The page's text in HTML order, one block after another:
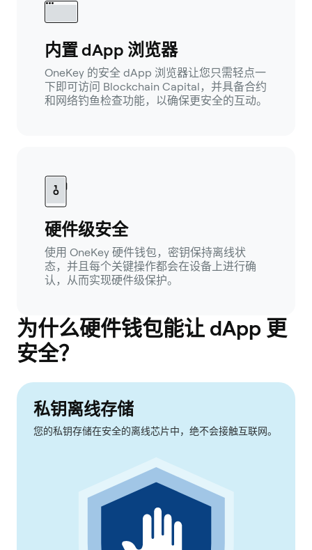
内置 dApp 浏览器
OneKey 的安全 dApp 浏览器让您只需轻点一
下即可访问 Blockchain Capital，并具备合约
和网络钓鱼检查功能，以确保更安全的互动。
硬件级安全
使用 OneKey 硬件钱包，密钥保持离线状
态，并且每个关键操作都会在设备上进行确
认，从而实现硬件级保护。
为什么硬件钱包能让 dApp 更
安全？
私钥离线存储
您的私钥存储在安全的离线芯片中，绝不会接触互联网。